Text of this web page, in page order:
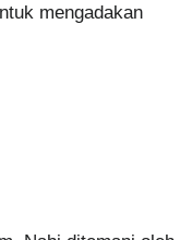
mengadakan